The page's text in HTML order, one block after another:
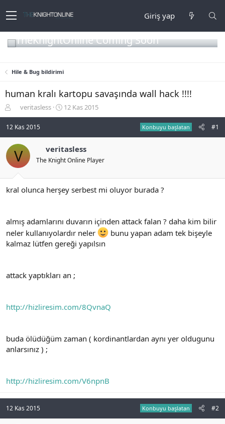
Giriş yap
TheKnightOnline Coming Soon
Hile & Bug bildirimi
human kralı kartopu savaşında wall hack !!!!
o
n
u
y
b
a
ş
a
n
veritasless
B
a
n
g
ç
t
a
h
i
12 Kas 2015
12 Kas 2015 Konbuyu başlatan #1
V veritasless
The Knight Online Player
kral olunca herşey serbest mi oluyor burada ?
almış adamlarını duvarın içinden attack falan ? daha kim bilir
neler kullanıyolardır neler
bunu yapan adam tek bişeyle
kalmaz lütfen gereği yapılsın
attack yaptıkları an ;
http://hizliresim.com/8QvnaQ
buda ölüdüğüm zaman ( kordinantlardan aynı yer oldugunu
anlarsınız ) ;
http://hizliresim.com/V6npnB
12 Kas 2015 Konbuyu başlatan #2